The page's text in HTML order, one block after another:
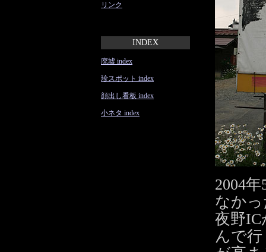
リンク
INDEX
廃墟 index
珍スポット index
顔出し看板 index
小ネタ index
2004
なか
夜野IC
んで